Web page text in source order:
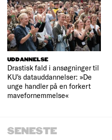
UDDANNELSE
Drastisk fald i ansøgninger til
KU's datauddannelser: »De
unge handler på en forkert
mavefornemmelse«
SENESTE